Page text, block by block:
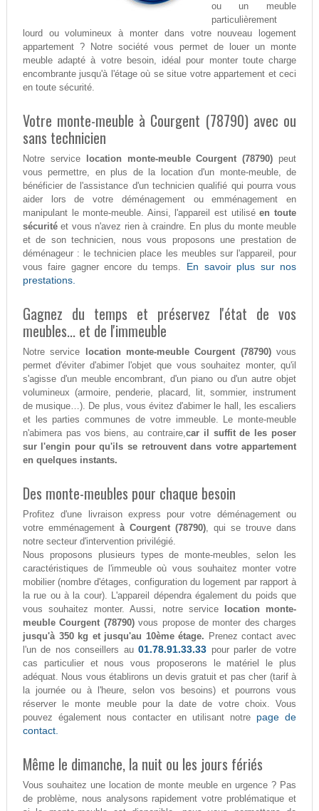
ou un meuble
particulièrement
lourd ou volumineux à monter dans votre nouveau logement
appartement ? Notre société vous permet de louer un monte
meuble adapté à votre besoin, idéal pour monter toute charge
encombrante jusqu'à l'étage où se situe votre appartement et ceci
en toute sécurité.
Votre monte-meuble à Courgent (78790) avec ou
sans technicien
Notre service location monte-meuble Courgent (78790) peut
vous permettre, en plus de la location d'un monte-meuble, de
bénéficier de l'assistance d'un technicien qualifié qui pourra vous
aider lors de votre déménagement ou emménagement en
manipulant le monte-meuble. Ainsi, l'appareil est utiliséen toute
sécuritéet vous n'avez rien à craindre. En plus du monte meuble
et de son technicien, nous vous proposons une prestation de
déménageur : le technicien place les meubles sur l'appareil, pour
vous faire gagner encore du temps. En savoir plus sur nos
prestations.
Gagnez du temps et préservez l'état de vos
meubles... et de l'immeuble
Notre service location monte-meuble Courgent (78790)vous
permet d'éviter d'abimer l'objet que vous souhaitez monter, qu'il
s'agisse d'un meuble encombrant, d'un piano ou d'un autre objet
volumineux (armoire, penderie, placard, lit, sommier, instrument
de musique…). De plus, vous évitez d'abimer le hall, les escaliers
et les parties communes de votre immeuble. Le monte-meuble
n'abimera pas vos biens, au contraire,car il suffit de les poser
sur l'engin pour qu'ils se retrouvent dans votre appartement
en quelques instants.
Des monte-meubles pour chaque besoin
Profitez d'une livraison express pour votre déménagement ou
votre emménagement à Courgent (78790), qui se trouve dans
notre secteur d'intervention privilégié.
Nous proposons plusieurs types de monte-meubles, selon les
caractéristiques de l'immeuble où vous souhaitez monter votre
mobilier (nombre d'étages, configuration du logement par rapport à
la rue ou à la cour). L'appareil dépendra également du poids que
vous souhaitez monter. Aussi, notre service
location monte-
meuble Courgent (78790)vous propose de monter des charges
jusqu'à 350 kg et jusqu'au 10ème étage. Prenez contact avec
l'un de nos conseillers au01.78.91.33.33 pour parler de votre
cas particulier et nous vous proposerons le matériel le plus
adéquat. Nous vous établirons un devis gratuit et pas cher (tarif à
la journée ou à l'heure, selon vos besoins) et pourrons vous
réserver le monte meuble pour la date de votre choix. Vous
pouvez également nous contacter en utilisant notre page de
contact.
Même le dimanche, la nuit ou les jours fériés
Vous souhaitez une location de monte meuble en urgence ? Pas
de problème, nous analysons rapidement votre problématique et